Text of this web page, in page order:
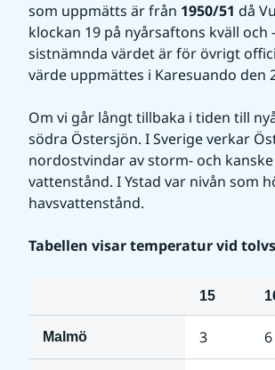
som uppmätts är från 1950/51 då
klockan 19 på nyårsaftons kväll och
sistnämnda värdet är för övrigt
värde uppmättes i Karesuando den
Om vi går långt tillbaka i tiden till
södra Östersjön. I Sverige verkar
nordostvindar av storm- och
vattenstånd. I Ystad var nivån som
havsvattenstånd.
Tabellen visar temperatur vid
15
Malmö 3 6